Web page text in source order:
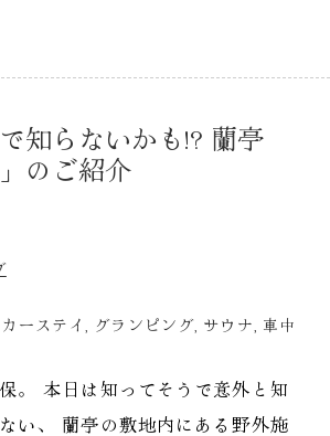
知らないかも!? 蘭亭
のご紹介
カーステイ グランピング サウナ 車中
。 本日は知ってそうで意外と知
い、 蘭亭の敷地内にある野外施